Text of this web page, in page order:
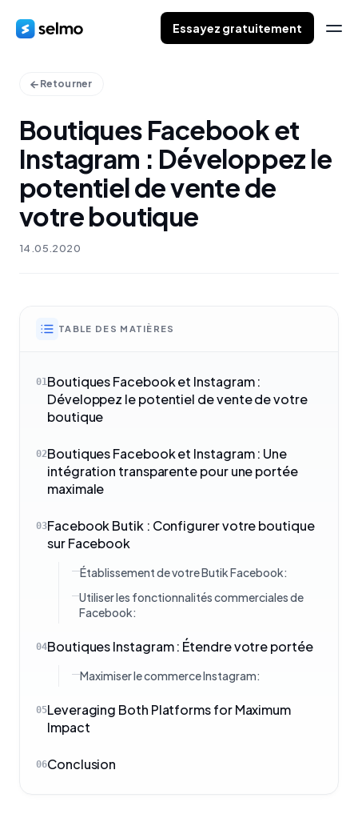
Essayez gratuitement
Retourner
Boutiques Facebook et
Instagram : Développez le
potentiel de vente de
votre boutique
14.05.2020
TABLE DES MATIÈRES
01Boutiques Facebook et Instagram :
Développez le potentiel de vente de votre
boutique
02Boutiques Facebook et Instagram : Une
intégration transparente pour une portée
maximale
03Facebook Butik : Configurer votre boutique
sur Facebook
Établissement de votre Butik Facebook:
Utiliser les fonctionnalités commerciales de
Facebook:
04Boutiques Instagram : Étendre votre portée
Maximiser le commerce Instagram:
05Leveraging Both Platforms for Maximum
Impact
06Conclusion